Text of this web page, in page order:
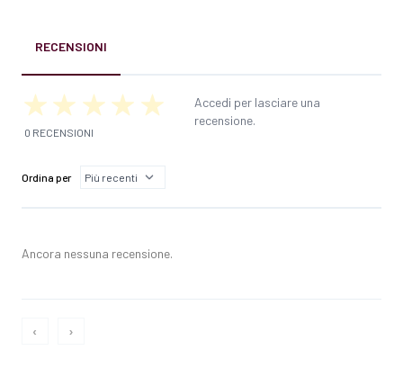
RECENSIONI
0 RECENSIONI
Accedi per lasciare una
recensione.
Ordina per
Ancora nessuna recensione.
‹ ›